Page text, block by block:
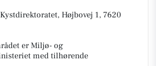
Højbovej 1, 7620
er Miljø- og
med tilhørende